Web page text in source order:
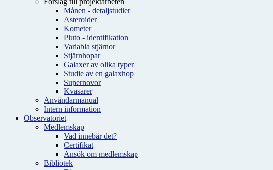
Förslag till projektarbeten
Månen - detaljstudier
Asteroider
Kometer
Pluto - identifikation
Variabla stjärnor
Stjärnhopar
Galaxer av olika typer
Studie av en galaxhop
Supernovor
Kvasarer
Användarmanual
Intern information
Observatoriet
Medlemskap
Vad innebär det?
Certifikat
Ansök om medlemskap
Bibliotek